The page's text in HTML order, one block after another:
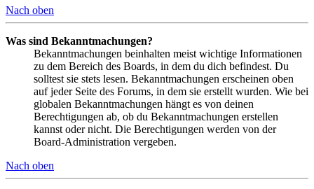
Nach oben
Was sind Bekanntmachungen?
Bekanntmachungen beinhalten meist wichtige Informationen
zu dem Bereich des Boards, in dem du dich befindest. Du
solltest sie stets lesen. Bekanntmachungen erscheinen oben
auf jeder Seite des Forums, in dem sie erstellt wurden. Wie bei
globalen Bekanntmachungen hängt es von deinen
Berechtigungen ab, ob du Bekanntmachungen erstellen
kannst oder nicht. Die Berechtigungen werden von der
Board-Administration vergeben.
Nach oben